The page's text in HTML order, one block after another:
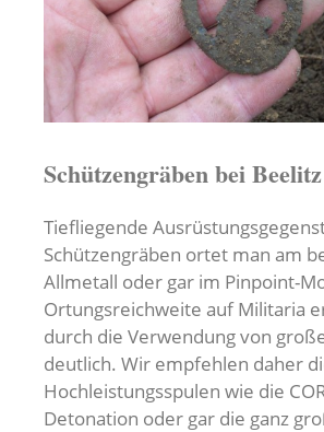
Schützengräben bei Beelitz
Tiefliegende
Schützengräben ortet man am
Allmetall oder gar im Pinpoint-
Ortungsreichweite auf Militaria
durch die Verwendung von
deutlich. Wir empfehlen daher
Hochleistungsspulen wie die
Detonation oder gar die ganz